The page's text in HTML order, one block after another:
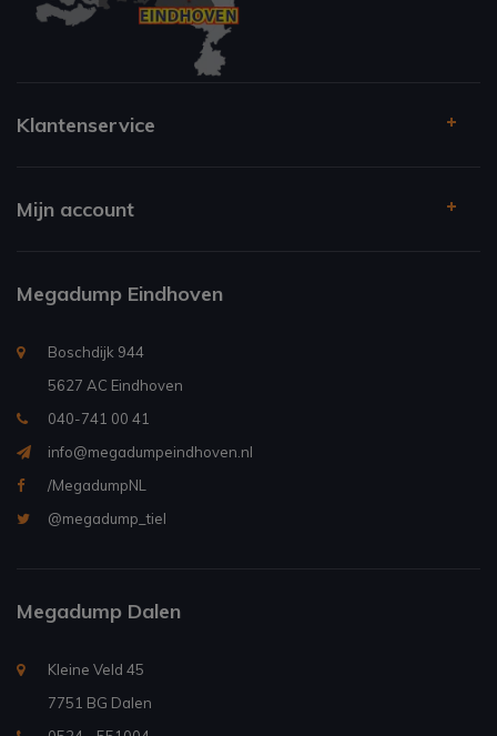
Klantenservice
Mijn account
Megadump Eindhoven
Boschdijk 944
5627 AC Eindhoven
040-741 00 41
info@megadumpeindhoven.nl
/MegadumpNL
@megadump_tiel
Megadump Dalen
Kleine Veld 45
7751 BG Dalen